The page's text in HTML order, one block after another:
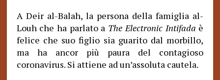
A Deir al-Balah, la persona della famiglia al-
Louh che ha parlato a The Electronic Intifada è
felice che suo figlio sia guarito dal morbillo,
ma ha ancor più paura del contagioso
coronavirus. Si attiene ad un’assoluta cautela.